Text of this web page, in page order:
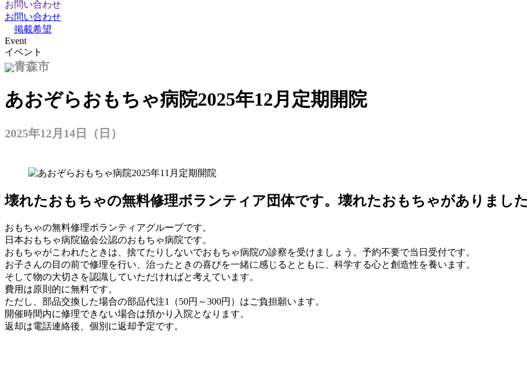
お問い合わせ
お問い合わせ
掲載希望
Event
イベント
青森市
あおぞらおもちゃ病院2025年12月定期開院
2025年12月14日（日）
壊れたおもちゃの無料修理ボランティア団体です。壊れたおもちゃがありまし
おもちゃの無料修理ボランティアグループです。
日本おもちゃ病院協会公認のおもちゃ病院です。
おもちゃがこわれたときは、捨てたりしないでおもちゃ病院の診察を受けましょう。予約不要で当日受付です。
お子さんの目の前で修理を行い、治ったときの喜びを一緒に感じるとともに、科学する心と創造性を養います。
そして物の大切さを認識していただければと考えています。
費用は原則的に無料です。
ただし、部品交換した場合の部品代注1（50円～300円）はご負担願います。
開催時間内に修理できない場合は預かり入院となります。
返却は電話連絡後、個別に返却予定です。